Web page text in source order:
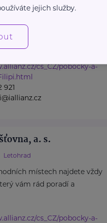
Pardubice
vám rád poradí a
cs_CZ/pobocky-a-
921
a. s.
Letohrad
místech najdete vždy
vám rád poradí a
cs_CZ/pobocky-a-
jejich služby.